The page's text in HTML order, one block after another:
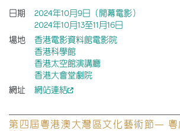
第四屆粵港澳大灣區文化藝術節— 粵
日期
2024年10月9日（開幕電影）
2024年10月13至11月16日
場地
香港電影資料館電影院
香港科學館
香港太空館演講廳
香港大會堂劇院
網址
網站連結